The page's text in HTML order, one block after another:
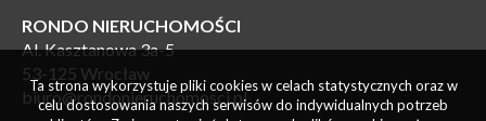
RONDO NIERUCHOMOŚCI
Al. Kasztanowa 3a-5
53-125 Wrocław
biuro@rondonieruchomosci.pl
Ta strona wykorzystuje pliki cookies w celach statystycznych oraz w
celu dostosowania naszych serwisów do indywidualnych potrzeb